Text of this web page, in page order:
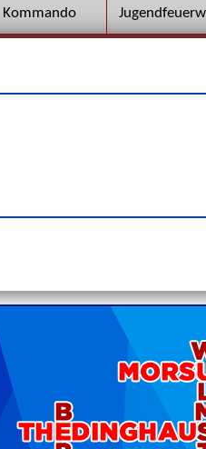
Kommando